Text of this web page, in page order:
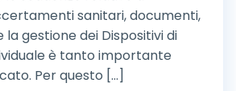
sanitari, documenti,
la gestione dei Dispositivi di
è tanto importante
Per questo [...]